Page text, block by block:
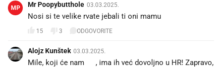
MP Mr Poopybutthole 03.03.2025.
Nosi si te velike rvate jebali ti oni mamu
15 3 ODGOVORITE
Alojz Kunštek 03.03.2025.
Mile, koji će nam 🥒, ima ih već dovoljno u HR! Zapravo,